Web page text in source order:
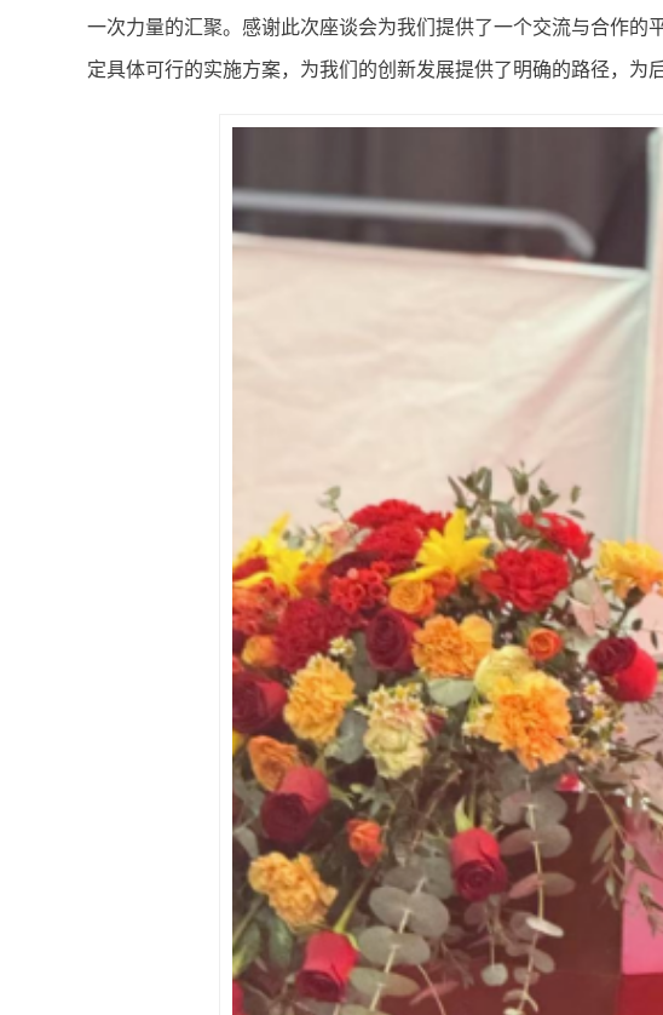
一次力量的汇聚。感谢此次座谈会为我们提供了一个交流与合作
定具体可行的实施方案，为我们的创新发展提供了明确的路径，为